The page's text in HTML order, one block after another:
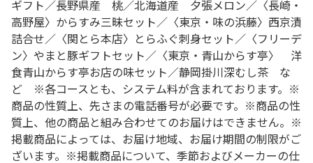
ギフト／長野県産 桃／北海道産 夕張メロン／〈長崎・
高野屋〉からすみ三昧セット／〈東京・味の浜藤〉西京漬
詰合せ／〈関とら本店〉とらふぐ刺身セット／〈フリーデ
ン〉やまと豚ギフトセット／〈東京・青山からす亭〉 洋
食青山からす亭お店の味セット／静岡掛川深むし茶 な
ど ※各コースとも、システム料が含まれております。※
商品の性質上、先さまの電話番号が必要です。※商品の性
質上、他の商品と組み合わせてのお届けはできません。※
掲載商品によっては、お届け地域、お届け期間の制限がご
ざいます。※掲載商品について、季節およびメーカーの仕